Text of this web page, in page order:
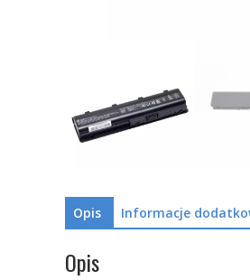
Opis Informacje
Opis